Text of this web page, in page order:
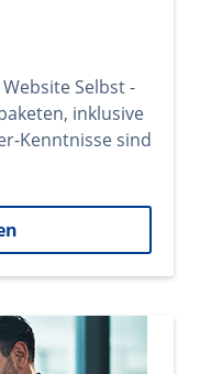
Selbst -
inklusive
Kenntnisse sind